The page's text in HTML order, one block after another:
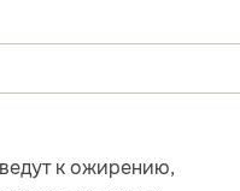
к ожирению,